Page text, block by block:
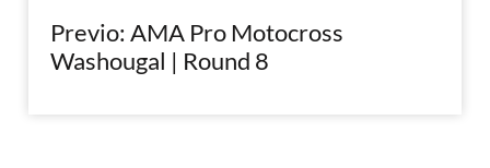
Previo: AMA Pro Motocross
Washougal | Round 8